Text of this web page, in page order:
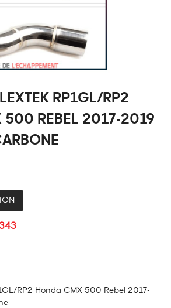
RP1GL/RP2
500 REBEL 2017-2019
RP2 Honda CMX 500 Rebel 2017-